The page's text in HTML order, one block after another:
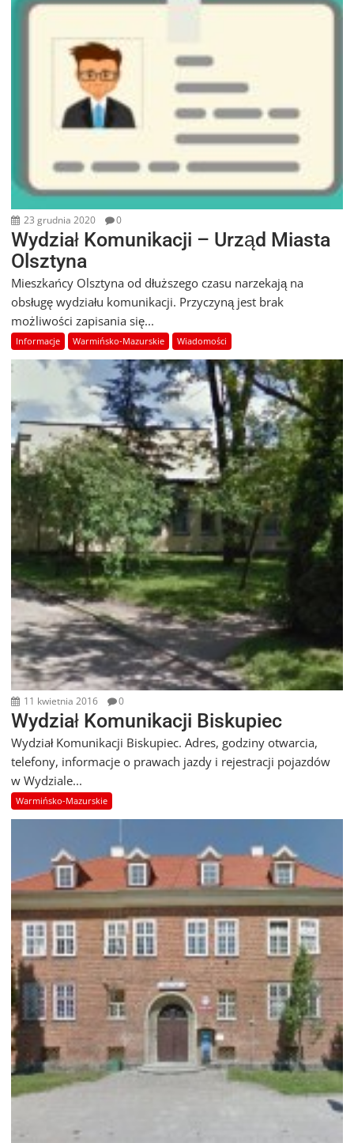
23 grudnia 2020 0
Wydział Komunikacji – Urząd Miasta
Olsztyna
Mieszkańcy Olsztyna od dłuższego czasu narzekają na
obsługę wydziału komunikacji. Przyczyną jest brak
możliwości zapisania się...
Informacje Warmińsko-Mazurskie Wiadomości
11 kwietnia 2016 0
Wydział Komunikacji Biskupiec
Wydział Komunikacji Biskupiec. Adres, godziny otwarcia,
telefony, informacje o prawach jazdy i rejestracji pojazdów
w Wydziale...
Warmińsko-Mazurskie